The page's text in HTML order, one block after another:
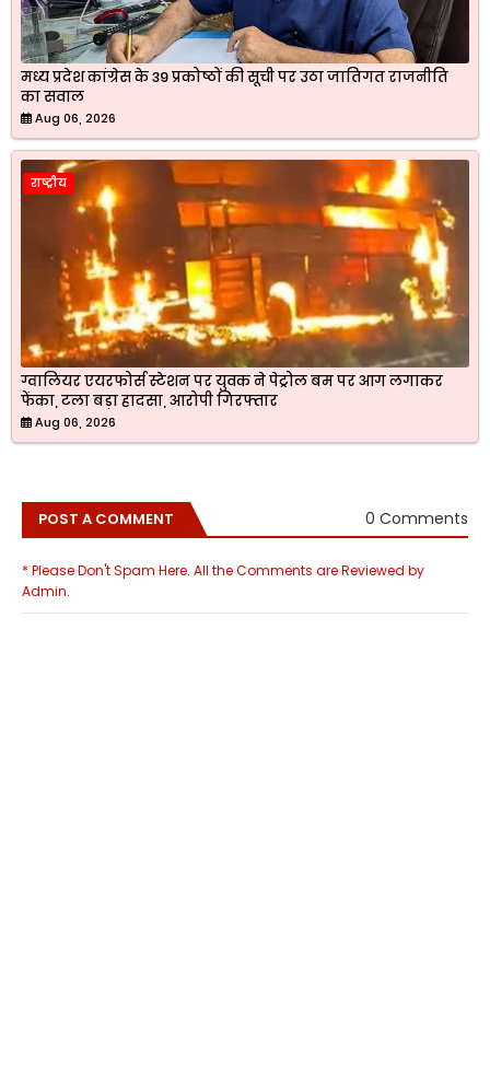
मध्य प्रदेश कांग्रेस के 39 प्रकोष्ठों की सूची पर उठा जातिगत राजनीति
का सवाल
Aug 06, 2026
राष्ट्रीय
ग्वालियर एयरफोर्स स्टेशन पर युवक ने पेट्रोल बम पर आग लगाकर
फेंका, टला बड़ा हादसा, आरोपी गिरफ्तार
Aug 06, 2026
POST A COMMENT 0 Comments
* Please Don't Spam Here. All the Comments are Reviewed by
Admin.